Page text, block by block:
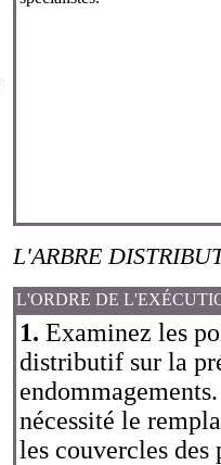
L'ARBRE
L'ORDRE DE
1. Examinez les
distributif sur la
nécessité le
les couvercles des